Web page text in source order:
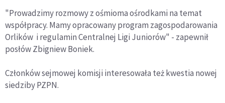
"Prowadzimy rozmowy z ośmioma ośrodkami na temat
współpracy. Mamy opracowany program zagospodarowania
Orlików i regulamin Centralnej Ligi Juniorów" - zapewnił
posłów Zbigniew Boniek.
Członków sejmowej komisji interesowała też kwestia nowej
siedziby PZPN.